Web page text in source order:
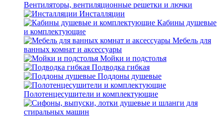
Вентиляторы, вентиляционные решетки и лючки
Инсталляции
Кабины душевые
и комплектующие
Мебель для
ванных комнат и аксессуары
Мойки и подстолья
Подводка гибкая
Поддоны душевые
Полотенцесушители и комплектующие